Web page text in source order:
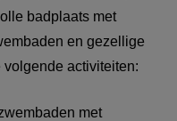
badplaats met
en gezellige
activiteiten:
met